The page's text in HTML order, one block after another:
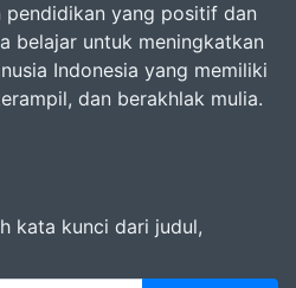
pendidikan yang positif dan
belajar untuk meningkatkan
Indonesia yang memiliki
dan berakhlak mulia.
kata kunci dari judul,